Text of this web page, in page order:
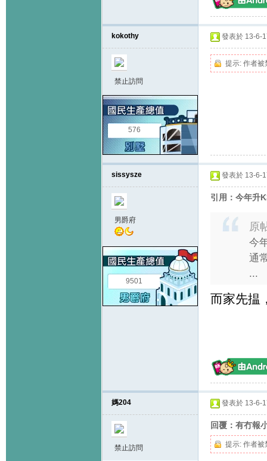
kokothy
禁止訪問
576
發表於 13-6-
提示: 作者被
sissysze
男爵府
9501
發表於 13-6-
引用：今年升
原
今
通
...
而家先揾
媽204
禁止訪問
發表於 13-6-
回覆：有冇報
提示: 作者被